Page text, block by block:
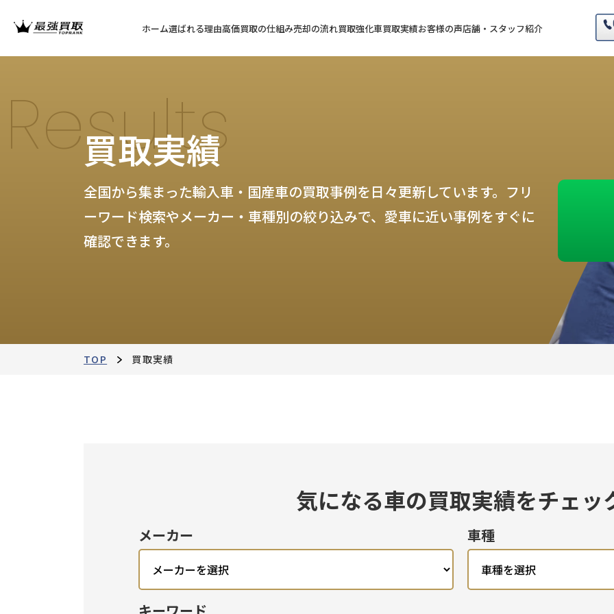
ホーム選ばれる理由高価買取の仕組み売却の流れ買取強化車買取実績お客様の声店舗・スタッフ紹介
Results
買取実績
全国から集まった輸入車・国産車の買取事例を日々更新しています。フリ
ーワード検索やメーカー・車種別の絞り込みで、愛車に近い事例をすぐに
確認できます。
TOP 買取実績
気になる車の買取実績をチェッ
メーカー 車種